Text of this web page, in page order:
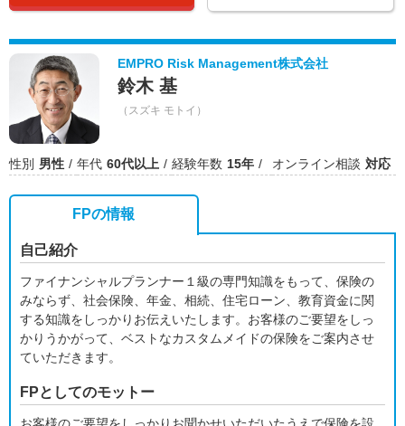
EMPRO Risk Management株式会社
鈴木 基
（スズキ モトイ）
性別 男性 年代 60代以上 経験年数 15年 オンライン相談 対応
FPの情報
自己紹介
ファイナンシャルプランナー１級の専門知識をもって、保険の
みならず、社会保険、年金、相続、住宅ローン、教育資金に関
する知識をしっかりお伝えいたします。お客様のご要望をしっ
かりうかがって、ベストなカスタムメイドの保険をご案内させ
ていただきます。
FPとしてのモットー